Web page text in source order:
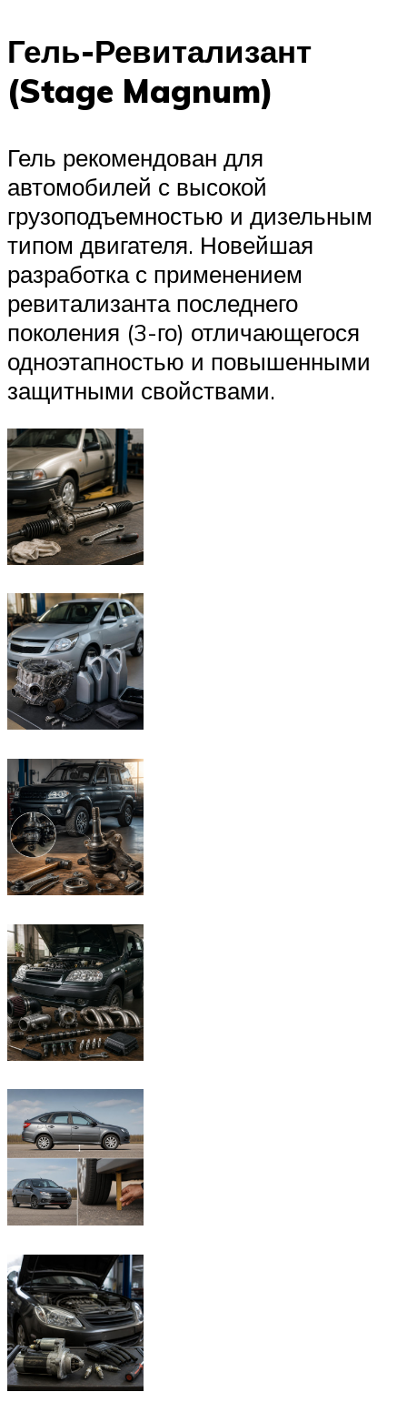
Гель-Ревитализант
(Stage Magnum)
Гель рекомендован для
автомобилей с высокой
грузоподъемностью и дизельным
типом двигателя. Новейшая
разработка с применением
ревитализанта последнего
поколения (3-го) отличающегося
одноэтапностью и повышенными
защитными свойствами.